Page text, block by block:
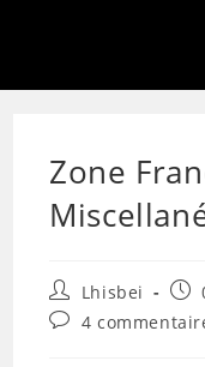
Zone
Lhisbei
4